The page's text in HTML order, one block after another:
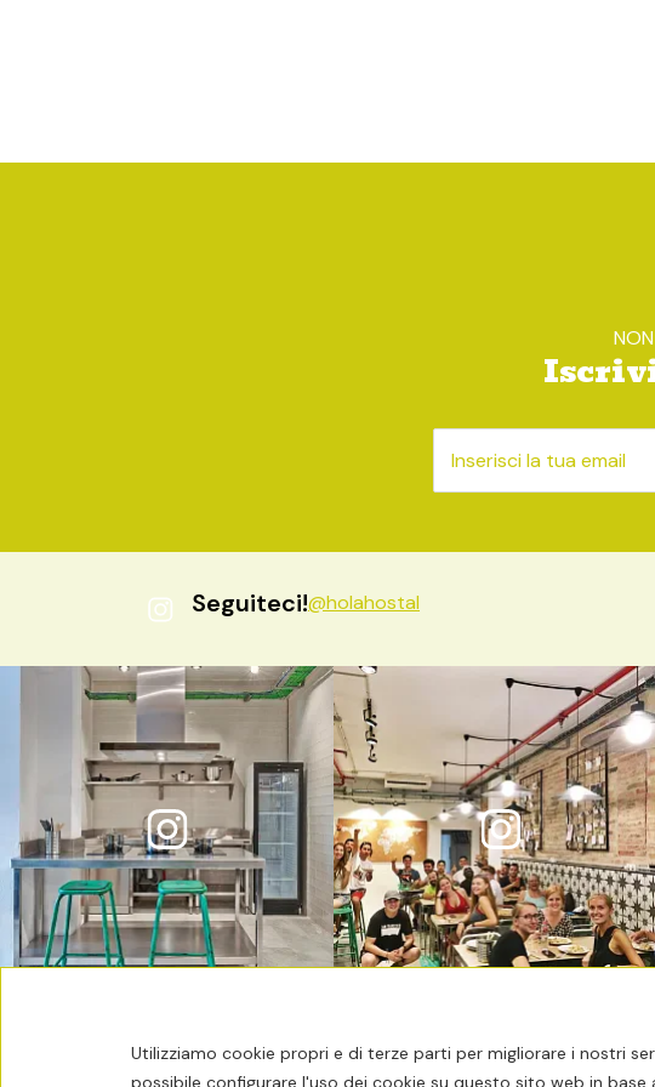
Seguiteci!@holahostal
27ºC Contatto
Utilizziamo cookie propri e di terze parti per migliorare i nostri
possibile configurare l'uso dei cookie su questo sito web in